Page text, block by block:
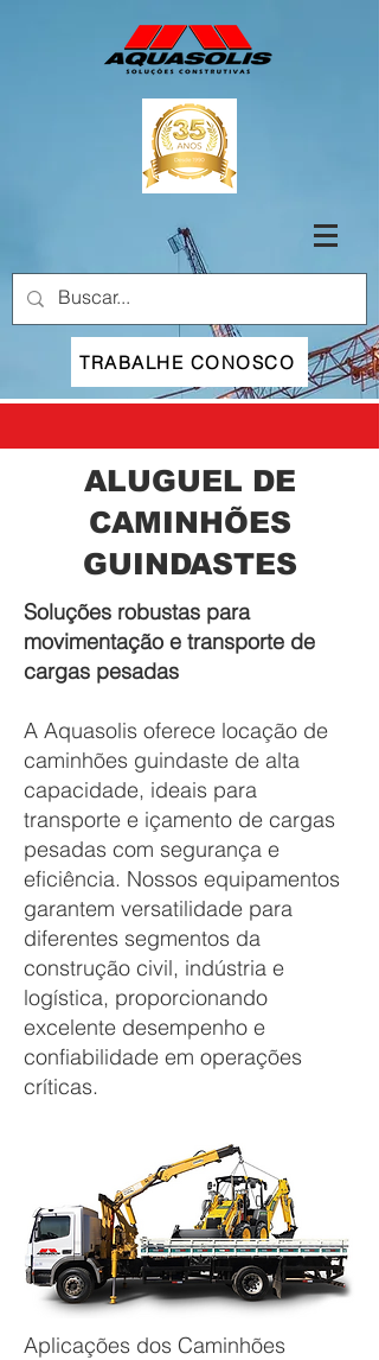
TRABALHE CONOSCO
ALUGUEL DE
CAMINHÕES
GUINDASTES
Soluções robustas para
movimentação e transporte de
cargas pesadas
A Aquasolis oferece locação de
caminhões guindaste de alta
capacidade, ideais para
transporte e içamento de cargas
pesadas com segurança e
eficiência. Nossos equipamentos
garantem versatilidade para
diferentes segmentos da
construção civil, indústria e
logística, proporcionando
excelente desempenho e
confiabilidade em operações
críticas.
Aplicações dos Caminhões